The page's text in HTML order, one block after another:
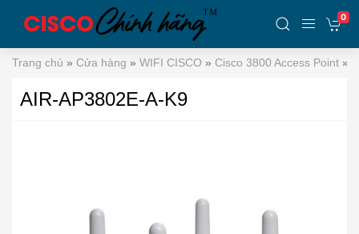
0
Trang chủ » Cửa hàng » WIFI CISCO » Cisco 3800 Access Point »
AIR-AP3802E-A-K9